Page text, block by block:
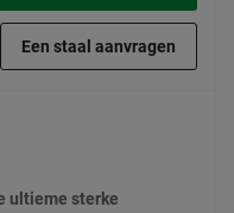
Een staal aanvragen
ultieme sterke